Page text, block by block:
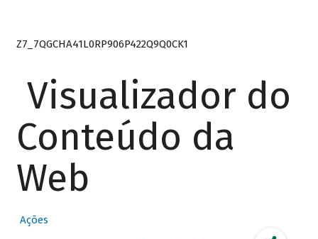
Z7_7QGCHA41L0RP906P422Q9Q0CK1
Visualizador do
Conteúdo da
Web
Ações